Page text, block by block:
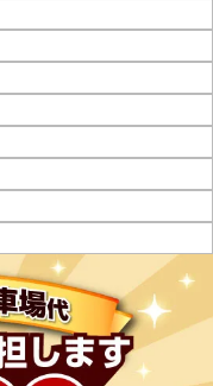
取価格
円
11月9日時点の参考
鹿児島県